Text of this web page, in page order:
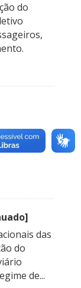
do
das
do
de...